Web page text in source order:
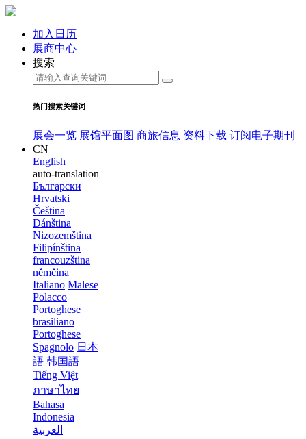
加入日历
展商中心
搜索
热门搜索关键词
展会一览 展馆平面图 商旅信息 资料下载 订阅电子期刊
CN
English
auto-translation
Български
Hrvatski
Čeština
Dánština
Nizozemština
Filipínština
francouzština
němčina
Italiano Malese
Polacco
Portoghese
brasiliano
Portoghese
Spagnolo 日本
語 韩国語
Tiếng Việt
ภาษาไทย
Bahasa
Indonesia
العربية